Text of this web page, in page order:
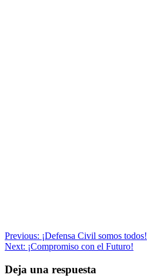
Navegación
de
entradas
Previous: ¡Defensa Civil somos todos!
Next: ¡Compromiso con el Futuro!
Deja una respuesta